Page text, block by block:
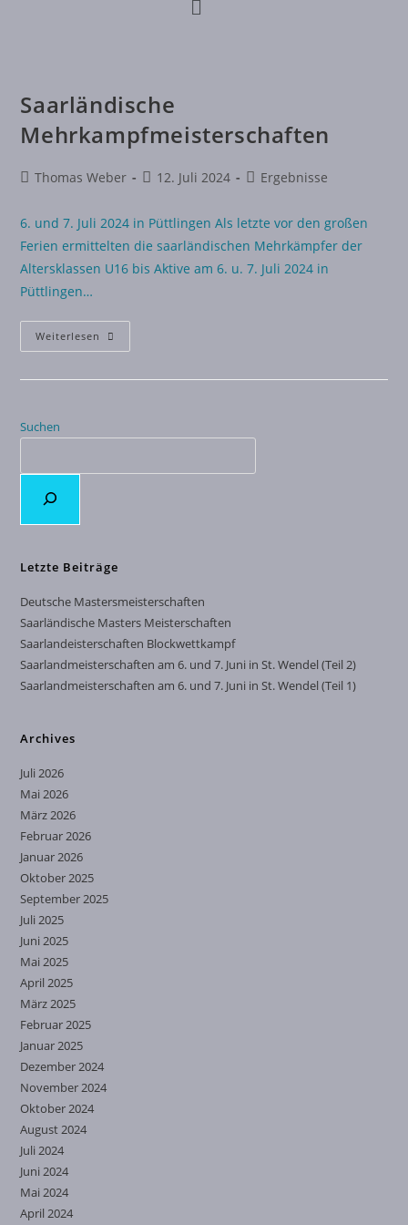
Saarländische
Mehrkampfmeisterschaften
Thomas Weber 12. Juli 2024 Ergebnisse
6. und 7. Juli 2024 in Püttlingen Als letzte vor den großen
Ferien ermittelten die saarländischen Mehrkämpfer der
Altersklassen U16 bis Aktive am 6. u. 7. Juli 2024 in
Püttlingen…
Weiterlesen
Suchen
Letzte Beiträge
Deutsche Mastersmeisterschaften
Saarländische Masters Meisterschaften
Saarlandeisterschaften Blockwettkampf
Saarlandmeisterschaften am 6. und 7. Juni in St. Wendel (Teil 2)
Saarlandmeisterschaften am 6. und 7. Juni in St. Wendel (Teil 1)
Archives
Juli 2026
Mai 2026
März 2026
Februar 2026
Januar 2026
Oktober 2025
September 2025
Juli 2025
Juni 2025
Mai 2025
April 2025
März 2025
Februar 2025
Januar 2025
Dezember 2024
November 2024
Oktober 2024
August 2024
Juli 2024
Juni 2024
Mai 2024
April 2024